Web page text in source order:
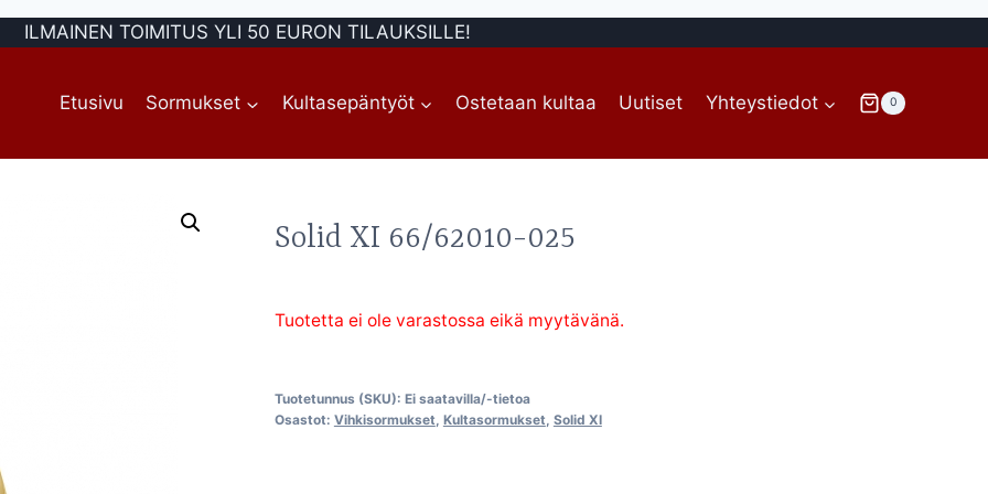
ILMAINEN TOIMITUS YLI 50 EURON TILAUKSILLE!
Etusivu Sormukset Kultasepäntyöt Ostetaan kultaa Uutiset Yhteystiedot 0
Solid XI 66/62010-025
Tuotetta ei ole varastossa eikä myytävänä.
Tuotetunnus (SKU): Ei saatavilla/-tietoa
Osastot: Vihkisormukset, Kultasormukset, Solid XI